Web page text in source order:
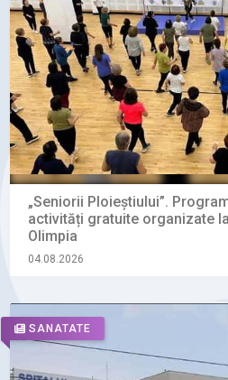
„Seniorii Ploieștiului”.
activități gratuite organizate
Olimpia
04.08.2026
SANATATE